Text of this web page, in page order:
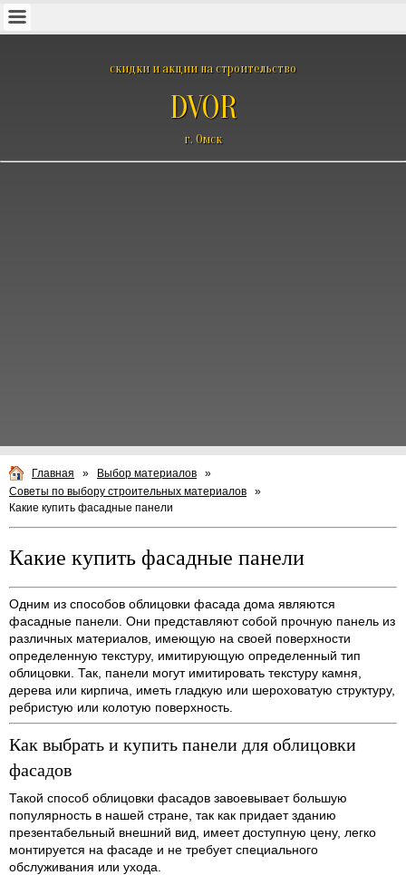
скидки и акции на строительство
DVOR
г. Омск
Главная » Выбор материалов
»
Советы по выбору строительных материалов
»
Какие купить фасадные панели
Какие купить фасадные панели
Одним из способов облицовки фасада дома являются
фасадные панели. Они представляют собой прочную панель из
различных материалов, имеющую на своей поверхности
определенную текстуру, имитирующую определенный тип
облицовки. Так, панели могут имитировать текстуру камня,
дерева или кирпича, иметь гладкую или шероховатую структуру,
ребристую или колотую поверхность.
Как выбрать и купить панели для облицовки
фасадов
Такой способ облицовки фасадов завоевывает большую
популярность в нашей стране, так как придает зданию
презентабельный внешний вид, имеет доступную цену, легко
монтируется на фасаде и не требует специального
обслуживания или ухода.